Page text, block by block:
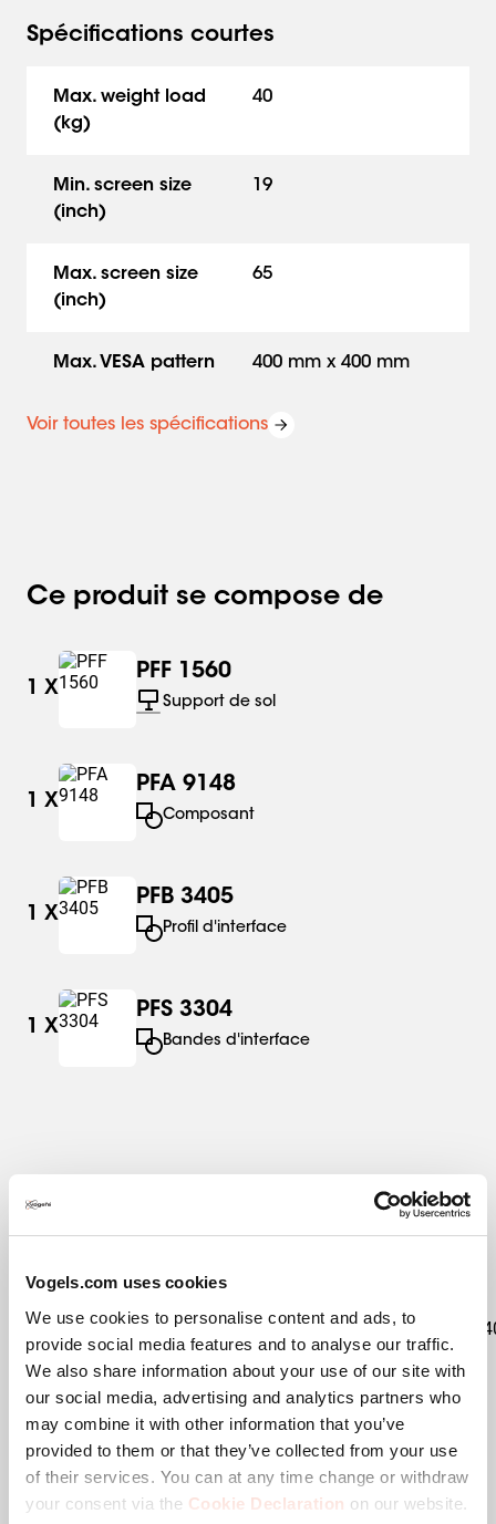
Vogels.com uses cookies
We use cookies to personalise content and ads, to
provide social media features and to analyse our traffic.
We also share information about your use of our site with
our social media, advertising and analytics partners who
may combine it with other information that you’ve
provided to them or that they’ve collected from your use
of their services. You can at any time change or withdraw
your consent via the Cookie Declaration on our website.
Spécifications courtes
Max. weight load
(kg)
40
Min. screen size
(inch)
19
Max. screen size
(inch)
65
Max. VESA pattern 400 mm x 400 mm
Voir toutes les spécifications
Ce produit se compose de
1 X
PFF 1560
Support de sol
1 X
PFA 9148
Composant
1 X
PFB 3405
Profil d'interface
1 X
PFS 3304
Bandes d'interface
EAN emballage unitaire
Kit content
Support de sol
Product Line Connect-it
Garantie 5 ans